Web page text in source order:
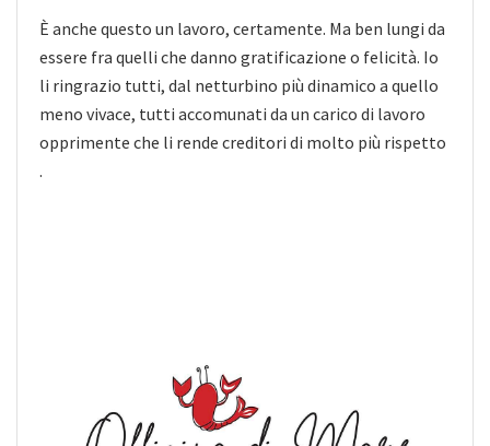
È anche questo un lavoro, certamente. Ma ben lungi da
essere fra quelli che danno gratificazione o felicità. Io
li ringrazio tutti, dal netturbino più dinamico a quello
meno vivace, tutti accomunati da un carico di lavoro
opprimente che li rende creditori di molto più rispetto
.